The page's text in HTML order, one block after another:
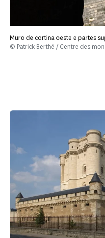
Muro de cortina oeste e partes
© Patrick Berthé / Centre des